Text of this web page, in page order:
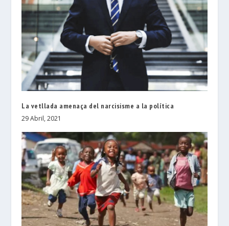
La vetllada amenaça del narcisisme a la política
29 Abril, 2021